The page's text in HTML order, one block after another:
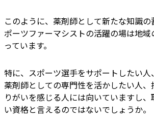
このように、薬剤師として新たな知識
ポーツファーマシストの活躍の場は地
っています。
特に、スポーツ選手をサポートしたい
薬剤師としての専門性を活かしたい人
りがいを感じる人には向いていますし
い資格と言えるのではないでしょうか。